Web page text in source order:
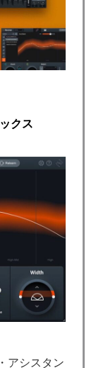
クス
アシスタン